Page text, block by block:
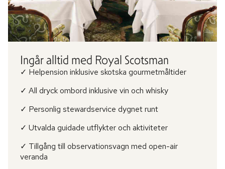
Ingår alltid med Royal Scotsman
✓ Helpension inklusive skotska gourmetmåltider
✓ All dryck ombord inklusive vin och whisky
✓ Personlig stewardservice dygnet runt
✓ Utvalda guidade utflykter och aktiviteter
✓ Tillgång till observationsvagn med open-air
veranda